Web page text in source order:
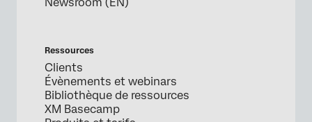
Ressources
Clients
Évènements et webinars
Bibliothèque de ressources
XM Basecamp